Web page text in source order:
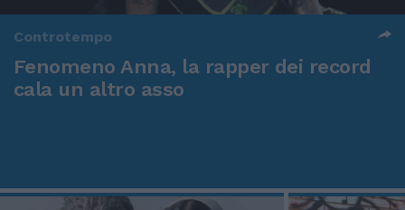
Controtempo
Fenomeno Anna, la rapper dei record
cala un altro asso